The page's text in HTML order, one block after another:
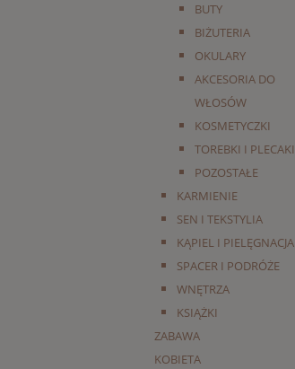
BUTY
BIŻUTERIA
OKULARY
AKCESORIA DO
WŁOSÓW
KOSMETYCZKI
TOREBKI I PLECAKI
POZOSTAŁE
KARMIENIE
SEN I TEKSTYLIA
KĄPIEL I PIELĘGNACJA
SPACER I PODRÓŻE
WNĘTRZA
KSIĄŻKI
ZABAWA
KOBIETA